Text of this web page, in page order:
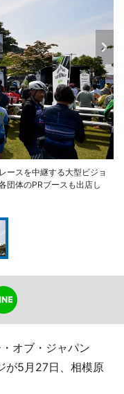
ースを中継する大型ビジョ
団体のPRブースも出店し
オブ・ジャパン
が5月27日、相模原